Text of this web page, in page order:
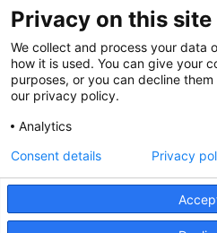
productos ofrecidos por
GmbH.
Privacy on this site
We collect and process your data
how it is used. You can give your
purposes, or you can decline
our privacy policy.
Analytics
Consent details Privacy